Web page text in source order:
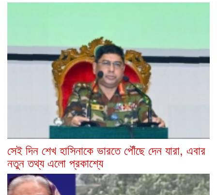
সেই দিন শেখ হাসিনাকে ভারতে পৌঁছে দেন যারা, এবার
নতুন তথ্য এলো প্রকাশ্যে